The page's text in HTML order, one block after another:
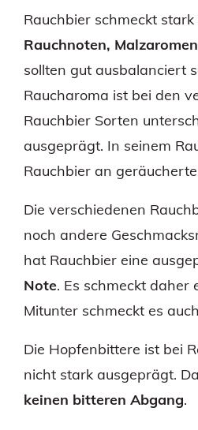
Rauchbier schmeckt stark
Rauchnoten,
sollten gut ausbalanciert
Raucharoma ist bei den
Rauchbier Sorten
ausgeprägt. In seinem
Rauchbier an
Die verschiedenen
noch andere
hat Rauchbier eine
Note. Es schmeckt daher
Mitunter schmeckt es
Die Hopfenbittere ist bei
nicht stark ausgeprägt.
keinen bitteren Abgang.